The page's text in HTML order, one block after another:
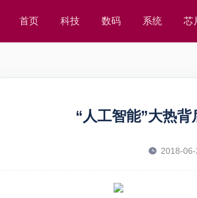
首页 科技 数码 系统 芯
“人工智能”大热
2018-